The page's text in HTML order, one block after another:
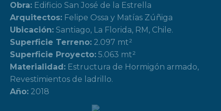
Obra: Edificio San José de la Estrella
Arquitectos: Felipe Ossa y Matías Zúñiga
Ubicación: Santiago, La Florida, RM, Chile.
Superficie Terreno: 2.097 mt²
Superficie Proyecto: 5.063 mt²
Materialidad: Estructura de Hormigón armado,
Revestimientos de ladrillo.
Año: 2018